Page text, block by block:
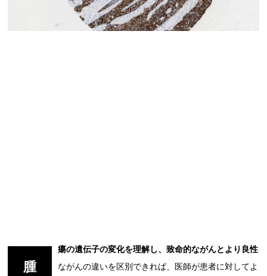
腫
瘍の遺伝子の変化を理解し、致命的ながんとより良性
ながんの違いを区別できれば、医師が患者に対してよ